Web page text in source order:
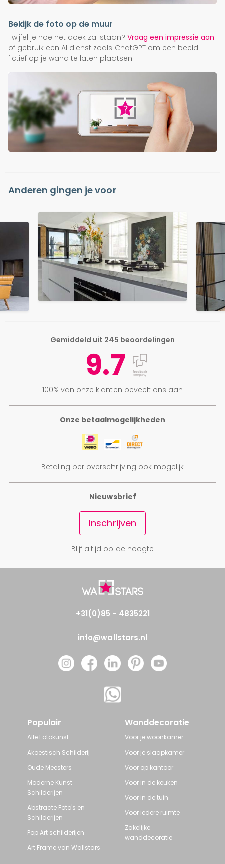
Bekijk de foto op de muur
Twijfel je hoe het doek zal staan? Vraag een impressie aan
of gebruik een AI dienst zoals ChatGPT om een beeld
fictief op je wand te laten plaatsen.
Anderen gingen je voor
Onze betaalmogelijkheden
Betaling per overschrijving ook mogelijk
Gemiddeld uit 245 beoordelingen
9.7
100% van onze klanten beveelt ons aan
Nieuwsbrief
Inschrijven
Blijf altijd op de hoogte
+31(0)85 - 4835221
info@wallstars.nl
Populair
Alle Fotokunst
Akoestisch Schilderij
Oude Meesters
Moderne Kunst
Schilderijen
Abstracte Foto's en
Schilderijen
Pop Art schilderijen
Art Frame van Wallstars
Wanddecoratie
Voor je woonkamer
Voor je slaapkamer
Voor op kantoor
Voor in de keuken
Voor in de tuin
Voor iedere ruimte
Zakelijke
wanddecoratie